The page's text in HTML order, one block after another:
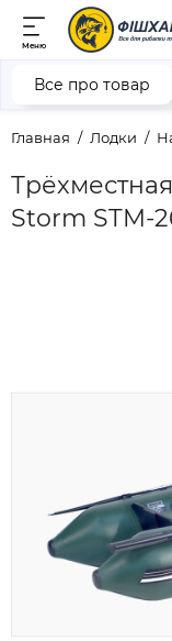
Меню
Главная Лодки
Storm STM-
Все про товар